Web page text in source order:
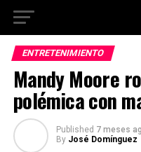
ENTRETENIMIENTO
Mandy Moore
polémica con
Published 7 meses
By José Domínguez